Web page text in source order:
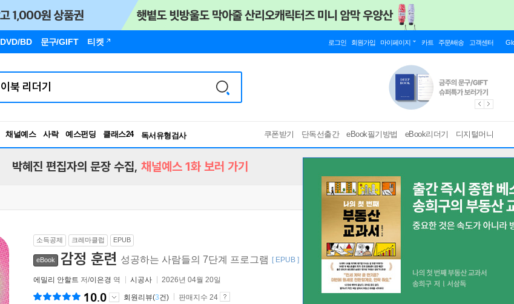
DVD/BD 문구/GIFT 티켓 로그인 회원가입 마이페이지 카트 주문/배송 고객센터
채널예스 사락 예스펀딩 클래스24
독서유형검사
RBTI Lab
쿠폰받기 단독선출간 eBook필기방법 eBook리더기 디지털머니
박혜진 편집자의 문장 수집, 채널예스 1화 보러 가기
소득공제 크레마클럽 EPUB
eBook 감정 훈련 성공하는 사람들의 7단계 프로그램 [ EPUB ]
에밀리 안할트 저/이은경 역 시공사 2026년 04월 20일
10.0 회원리뷰(3건) 판매지수 24